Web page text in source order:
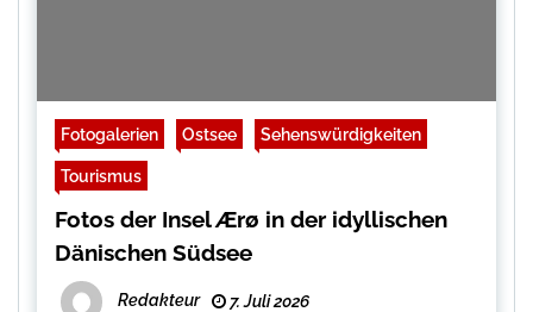
Fotogalerien Ostsee Sehenswürdigkeiten
Tourismus
Fotos der Insel Ærø in der idyllischen
Dänischen Südsee
Redakteur 7. Juli 2026